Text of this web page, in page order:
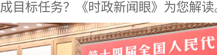
成目标任务？《时政新闻眼》为您解读